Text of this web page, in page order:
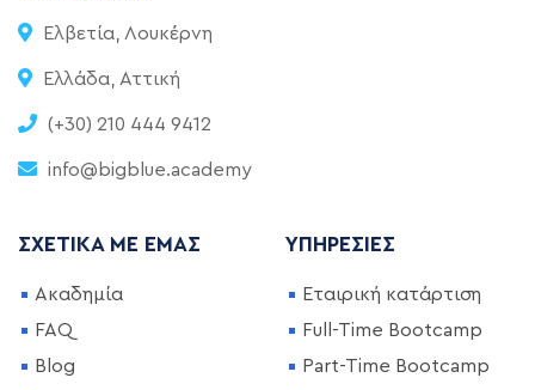
Ελβετία, Λουκέρνη
Ελλάδα, Αττική
(+30) 210 444 9412
info@bigblue.academy
ΣΧΕΤΙΚΆ ΜΕ ΕΜΆΣ
Ακαδημία
FAQ
Blog
ΥΠΗΡΕΣΊΕΣ
Εταιρική κατάρτιση
Full-Time Bootcamp
Part-Time Bootcamp